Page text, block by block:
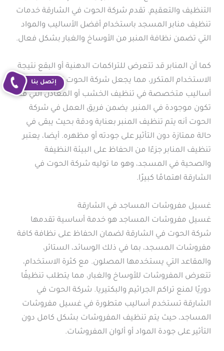
التنظيف والتعقيم. تقدم شركة الحوت في الشارقة خدمات
تنظيف منابر المسجد باستخدام أفضل الأساليب والمواد
التي تضمن نظافة المنبر من الأوساخ والغبار بشكل فعال.
كما أن المنابر قد تتعرض للتراكمات الدهنية أو البقع نتيجة
الاستخدام المتكرر، مما يجعل شركة الحوت تستخدم
أساليب متخصصة في تنظيف الخشب أو المعادن التي قد
تكون موجودة في المنبر. يضمن فريق العمل في شركة
الحوت أنه يتم تنظيف المنبر بعناية ودقة بحيث يبقى في
حالة ممتازة دون التأثير على جودته أو مظهره. أيضا، يعتبر
تنظيف المنابر جزءًا من الحفاظ على البيئة النظيفة
والصحية في المسجد، وهو ما توليه شركة الحوت في
الشارقة اهتمامًا كبيرًا.
غسيل مفروشات المساجد في الشارقة
غسيل مفروشات المساجد هو خدمة أساسية تقدمها
شركة الحوت في الشارقة لضمان الحفاظ على نظافة كافة
مفروشات المسجد، بما في ذلك الوسائد، الستائر،
والمقاعد التي يستخدمها المصلون. مع كثرة الاستخدام،
تتعرض المفروشات للأوساخ والغبار، مما يتطلب تنظيفًا
دوريًا لمنع تراكم الجراثيم والبكتيريا. شركة الحوت في
الشارقة تستخدم أساليب متطورة في غسيل مفروشات
المساجد، حيث يتم تنظيف المفروشات بشكل كامل دون
التأثير على جودة المواد أو ألوان المفروشات.
إتصل بنا